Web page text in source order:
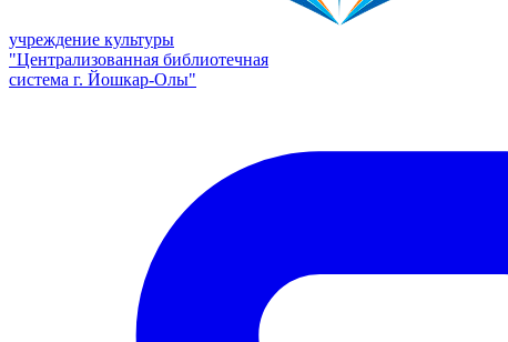
учреждение культуры
"Централизованная библиотечная
система г. Йошкар-Олы"